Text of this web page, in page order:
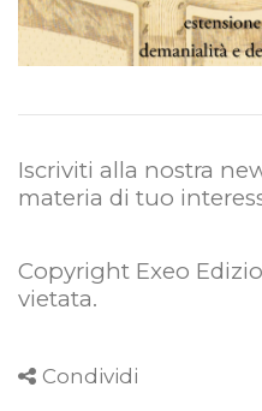
Iscriviti alla nostra
materia di tuo
Copyright Exeo
vietata.
Condividi